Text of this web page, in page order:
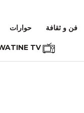
فن و ثقافة حوارات
MOWATINE TV